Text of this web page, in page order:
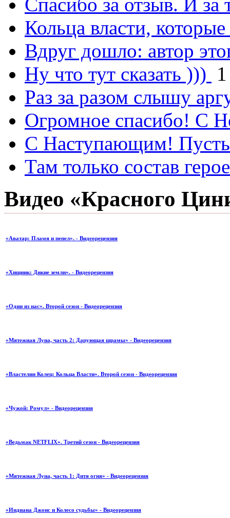
Кольца власти,
Вдруг дошло: автор
Ну что тут сказать )))
Раз за разом слышу
Огромное спасибо! С
С Наступающим! Пусть
Там только состав
Видео «Красного
«Аватар: Пламя и пепел». - Видеорецензия
«Хищник: Дикие земли». - Видеорецензия
«Одни из нас». Второй сезон - Видеорецензия
«Мятежная Луна, часть 2: Дарующая шрамы» - Видеорецензия
«Властелин Колец: Кольца Власти». Второй сезон - Видеорецензия
«Чужой: Ромул» - Видеорецензия
«Ведьмак NETFLIX». Третий сезон - Видеорецензия
«Мятежная Луна, часть 1: Дитя огня» - Видеорецензия
«Индиана Джонс и Колесо судьбы» - Видеорецензия